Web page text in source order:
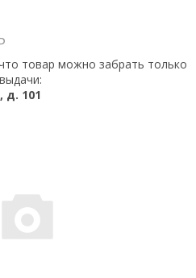
товар можно забрать только
д. 101